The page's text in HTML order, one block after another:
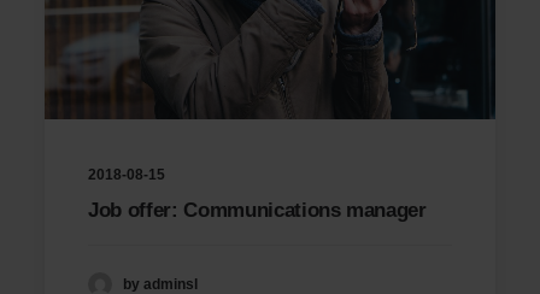
2018-08-15
Job offer: Communications manager
by adminsl